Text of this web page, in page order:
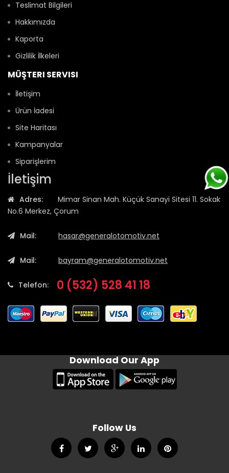
Teslimat Bilgileri
Hakkımızda
Kaporta
Gizlilik İlkeleri
MÜŞTERI SERVISI
İletişim
Ürün İadesi
Site Haritası
Kampanyalar
Siparişlerim
İletişim
Adres:
Mimar Sinan Mah. Küçük Sanayi Sitesi 11. Sokak
No.6 Merkez, Çorum
Mail: hasar@generalotomotiv.net
Mail: bayram@generalotomotiv.net
Telefon: 0 (532) 528 41 18
Download Our App
Follow Us